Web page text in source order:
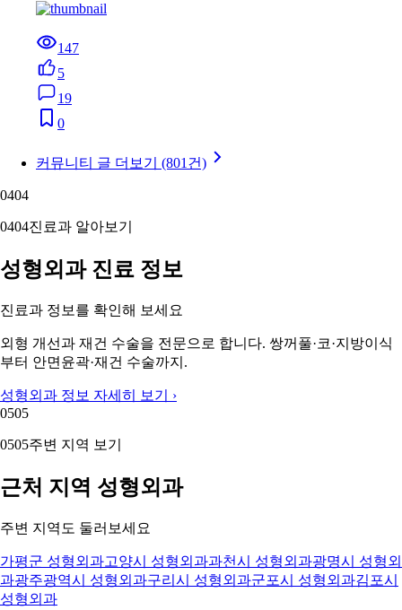
147
5
19
0
커뮤니티 글 더보기 (801건)
0404
0404진료과 알아보기
성형외과 진료 정보
진료과 정보를 확인해 보세요
외형 개선과 재건 수술을 전문으로 합니다. 쌍꺼풀·코·지방이식
부터 안면윤곽·재건 수술까지.
성형외과 정보 자세히 보기 ›
0505
0505주변 지역 보기
근처 지역 성형외과
주변 지역도 둘러보세요
가평군 성형외과고양시 성형외과과천시 성형외과광명시 성형외
과광주광역시 성형외과구리시 성형외과군포시 성형외과김포시
성형외과